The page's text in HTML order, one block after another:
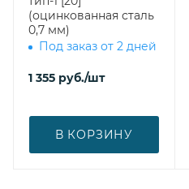
(оцинкованная сталь
0,7 мм)
Под заказ от 2 дней
1 355 руб./шт
В КОРЗИНУ